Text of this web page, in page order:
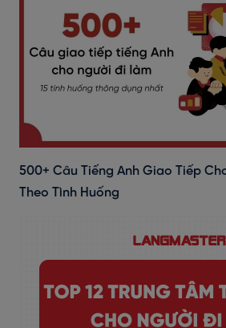
500+ Câu Tiếng Anh Giao Tiếp
Theo Tình Huống